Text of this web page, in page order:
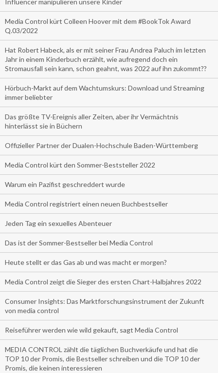
Influencer manipulieren unsere Kinder
Media Control kürt Colleen Hoover mit dem #BookTok Award
Q.03/2022
Hat Robert Habeck, als er mit seiner Frau Andrea Paluch im letzten
Jahr in einem Kinderbuch erzählt, wie aufregend doch ein
Stromausfall sein kann, schon geahnt, was 2022 auf ihn zukommt??
Hörbuch-Markt auf dem Wachtumskurs: Download und Streaming
immer beliebter
Das größte TV-Ereignis aller Zeiten, aber ihr Vermächtnis
hinterlässt sie in Büchern
Offizieller Partner der Dualen-Hochschule Baden-Württemberg
Media Control kürt den Sommer-Beststeller 2022
Warum ein Pazifist geschreddert wurde
Media Control registriert einen neuen Buchbestseller
Jeden Tag ein sexuelles Abenteuer
Das ist der Sommer-Bestseller bei Media Control
Heute stellt er das Gas ab und was macht er morgen?
Media Control zeigt die Sieger des ersten Chart-Halbjahres 2022
Consumer Insights: Das Marktforschungsinstrument der Zukunft
von media control
Reiseführer werden wie wild gekauft, sagt Media Control
MEDIA CONTROL zählt die täglichen Buchverkäufe und hat die
TOP 10 der Promis, die Bestseller schreiben und die TOP 10 der
Promis, die keinen interessieren